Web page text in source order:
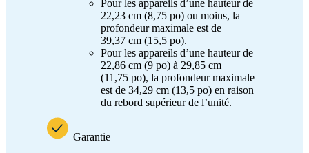
Pour les appareils d’une hauteur de
22,23 cm (8,75 po) ou moins, la
profondeur maximale est de
39,37 cm (15,5 po).
Pour les appareils d’une hauteur de
22,86 cm (9 po) à 29,85 cm
(11,75 po), la profondeur maximale
est de 34,29 cm (13,5 po) en raison
du rebord supérieur de l’unité.
Garantie